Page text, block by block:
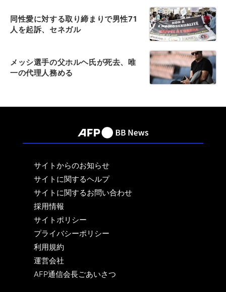
同性愛に対する取り締まりで男性71
人を起訴、セネガル
メッシ選手の父ホルヘ氏が死去、唯
一の代理人務める
サイトからのお知らせ
サイトに関するヘルプ
サイトに関するお問い合わせ
採用情報
サイトポリシー
プライバシーポリシー
利用規約
運営会社
AFP通信会長ごあいさつ